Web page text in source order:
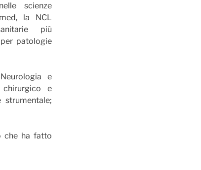
scienze
la NCL
più
patologie
e
chirurgico e
che ha fatto